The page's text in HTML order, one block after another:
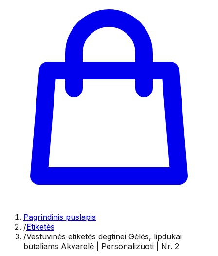
Pagrindinis puslapis
/Etiketės
/Vestuvinės etiketės degtinei Gėlės, lipdukai
buteliams Akvarelė | Personalizuoti | Nr. 2